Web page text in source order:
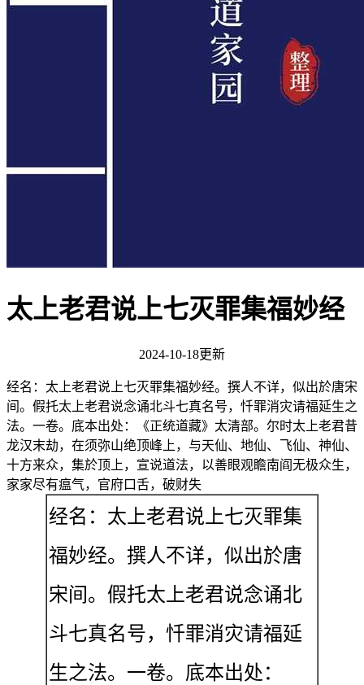
太上老君说上七灭罪集福妙经
2024-10-18更新
经名：太上老君说上七灭罪集福妙经。撰人不详，似出於唐宋
间。假托太上老君说念诵北斗七真名号，忏罪消灾请福延生之
法。一卷。底本出处：《正统道藏》太清部。尔时太上老君昔
龙汉末劫，在须弥山绝顶峰上，与天仙、地仙、飞仙、神仙、
十方来众，集於顶上，宣说道法，以善眼观瞻南阎无极众生，
家家尽有瘟气，官府口舌，破财失
经名：太上老君说上七灭罪集
福妙经。撰人不详，似出於唐
宋间。假托太上老君说念诵北
斗七真名号，忏罪消灾请福延
生之法。一卷。底本出处：